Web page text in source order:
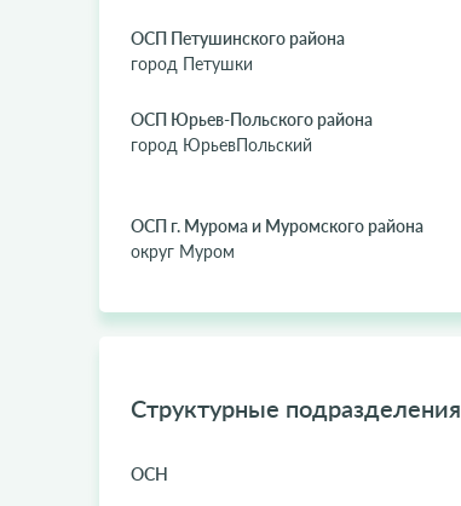
ОСП Петушинского района
город Петушки
ОСП Юрьев-Польского района
город ЮрьевПольский
ОСП г. Мурома и Муромского района
округ Муром
Структурные подразделения
ОСН